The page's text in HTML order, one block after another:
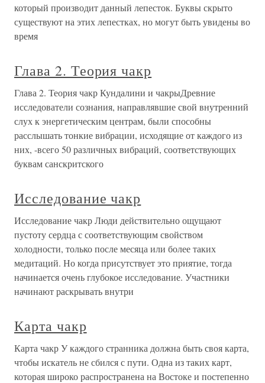
который производит данный лепесток. Буквы скрыто
существуют на этих лепестках, но могут быть увидены во
время
Глава 2. Теория чакр
Глава 2. Теория чакр Кундалини и чакрыДревние
исследователи сознания, направлявшие свой внутренний
слух к энергетическим центрам, были способны
расслышать тонкие вибрации, исходящие от каждого из
них, -всего 50 различных вибраций, соответствующих
буквам санскритского
Исследование чакр
Исследование чакр Люди действительно ощущают
пустоту сердца с соответствующим свойством
холодности, только после месяца или более таких
медитаций. Но когда присутствует это приятие, тогда
начинается очень глубокое исследование. Участники
начинают раскрывать внутри
Карта чакр
Карта чакр У каждого странника должна быть своя карта,
чтобы искатель не сбился с пути. Одна из таких карт,
которая широко распространена на Востоке и постепенно